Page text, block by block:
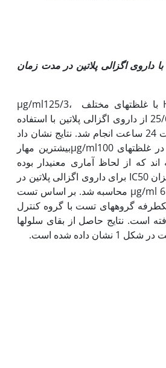
با داروی اگزالی پلاتین در مدت زمان
تیمار سلول هایHT29 با غلظت‫های مختلف µg/ml125/3،
25/6، 5/12، 25، 50، 100 از داروی اگزالی پلاتین با استفاده
از تست MTT طی مدت 24 ساعت انجام شد. نتایج نشان داد
که داروی اگزالی­پلاتین در غلظت­های µg/ml100بیشترین مهار
تکثیر سلولی را داشته اند که از لحاظ آماری معنی‫دار بوده
است (001/0p<). میزان IC50 برای داروی اگزالی پلاتین در
مدت زمان 24 ساعت µg/ml 6 محاسبه شد. بر اساس تست
آماری آنالیز واریانس یک‫طرفه گروه­های تست با گروه کنترل
مورد مقایسه قرار گرفته است. نتایج حاصل از بقای سلول‫ها